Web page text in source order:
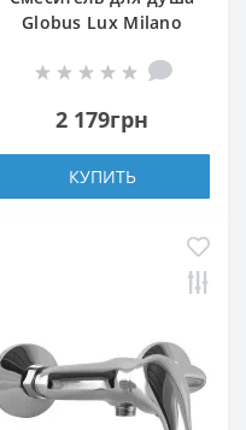
Globus Lux Milano
2 179грн
КУПИТЬ